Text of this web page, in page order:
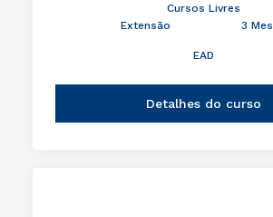
Cursos Livres
Extensão
3
EAD
Detalhes do curso